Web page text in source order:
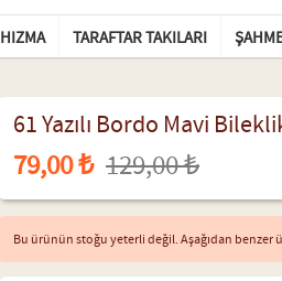
HIZMA TARAFTAR TAKILARI
61 Yazılı Bordo Mavi
79,00 ₺ 129,00 ₺
Bu ürünün stoğu yeterli değil. Aşağıdan